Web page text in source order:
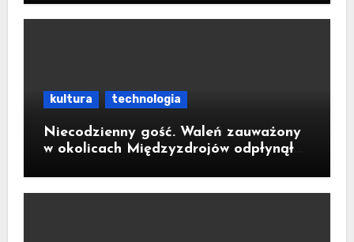
kultura technologia
Niecodzienny gość. Waleń zauważony
w okolicach Międzyzdrojów odpłynął